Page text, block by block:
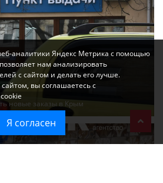
новые заказы в Крым
аналитики Яндекс Метрика с помощью
нам анализировать
с сайтом и делать его лучше.
вы соглашаетесь с
Я согласен